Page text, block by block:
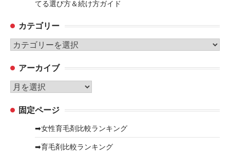
てる選び方＆続け方ガイド
カテゴリー
カ
ゴ
リ
ー
アーカイブ
ア
カ 固定ページ
➡女性育毛剤比較ランキング
➡育毛剤比較ランキング